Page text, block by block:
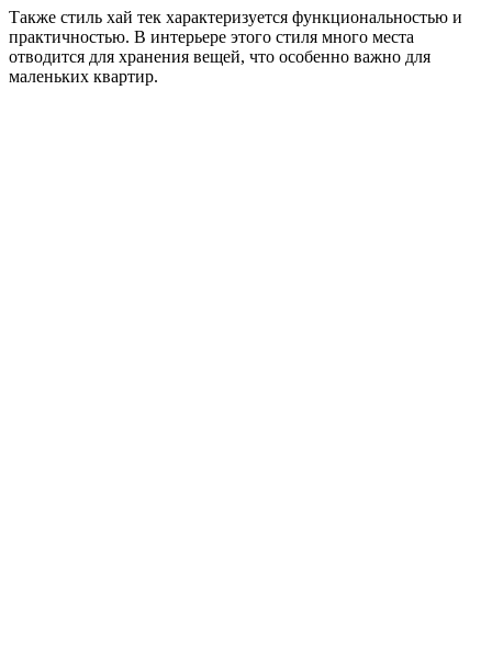
Также стиль хай тек характеризуется функциональностью и
практичностью. В интерьере этого стиля много места
отводится для хранения вещей, что особенно важно для
маленьких квартир.